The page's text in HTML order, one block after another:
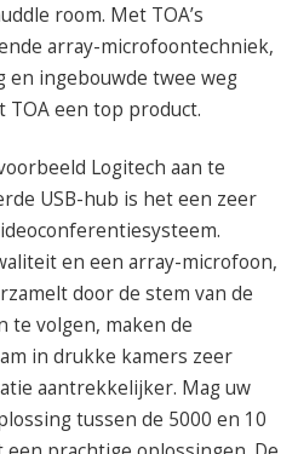
room. Met TOA’s
array-microfoontechniek,
en ingebouwde twee weg
een top product.
Logitech aan te
USB-hub is het een zeer
en een array-microfoon,
door de stem van de
te volgen, maken de
in drukke kamers zeer
aantrekkelijker. Mag uw
tussen de 5000 en 10